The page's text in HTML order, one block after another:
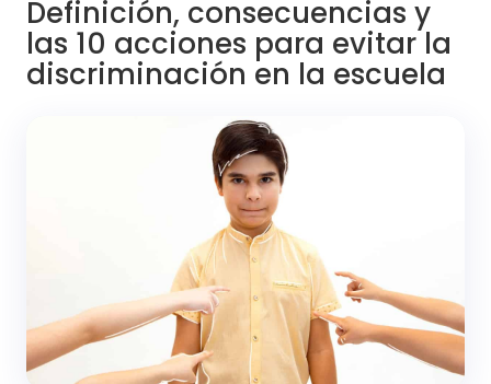
Definición, consecuencias y
las 10 acciones para evitar la
discriminación en la escuela